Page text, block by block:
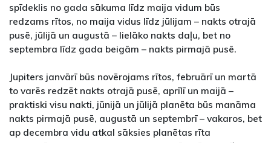
spīdeklis no gada sākuma līdz maija vidum būs
redzams rītos, no maija vidus līdz jūlijam – nakts otrajā
pusē, jūlijā un augustā – lielāko nakts daļu, bet no
septembra līdz gada beigām – nakts pirmajā pusē.
Jupiters janvārī būs novērojams rītos, februārī un martā
to varēs redzēt nakts otrajā pusē, aprīlī un maijā –
praktiski visu nakti, jūnijā un jūlijā planēta būs manāma
nakts pirmajā pusē, augustā un septembrī – vakaros, bet
ap decembra vidu atkal sāksies planētas rīta